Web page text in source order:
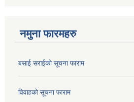
नमुना फारमहरु
बसाई सराईको सूचना फाराम
विवाहको सूचना फाराम